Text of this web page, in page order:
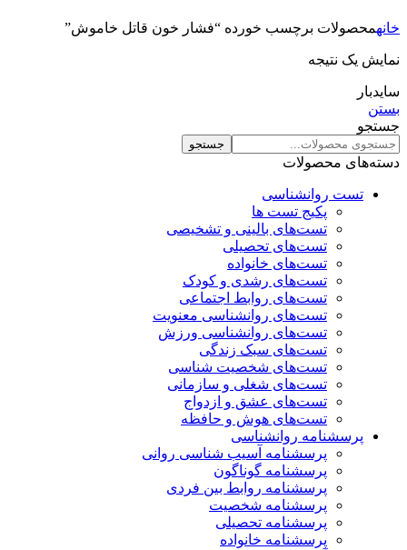
خانهمحصولات برچسب خورده “فشار خون قاتل خاموش”
نمایش یک نتیجه
سایدبار
بستن
جستجو
جستجو
دسته‌های محصولات
تست روانشناسی
پکیج تست ها
تست‌های بالینی و تشخیصی
تست‌های تحصیلی
تست‌های خانواده
تست‌های رشدی و کودک
تست‌های روابط اجتماعی
تست‌های روانشناسی معنویت
تست‌های روانشناسی ورزش
تست‌های سبک زندگی
تست‌های شخصیت شناسی
تست‌های شغلی و سازمانی
تست‌های عشق و ازدواج
تست‌های هوش و حافظه
پرسشنامه روانشناسی
پرسشنامه آسیب شناسی روانی
پرسشنامه گوناگون
پرسشنامه روابط بین فردی
پرسشنامه شخصیت
پرسشنامه تحصیلی
پرسشنامه خانواده